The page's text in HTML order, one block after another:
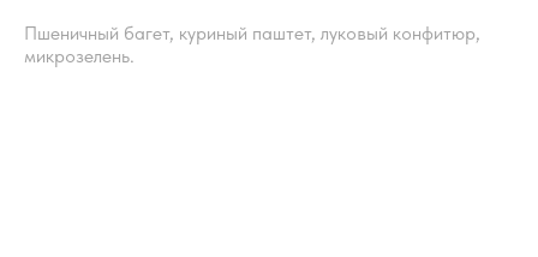
Пшеничный багет, куриный паштет, луковый конфитюр,
микрозелень.